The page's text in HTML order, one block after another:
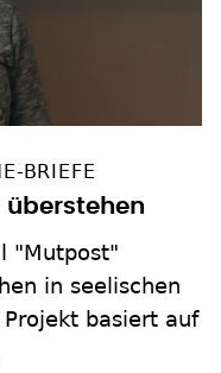
BRIEFE
überstehen
"Mutpost"
in seelischen
basiert auf